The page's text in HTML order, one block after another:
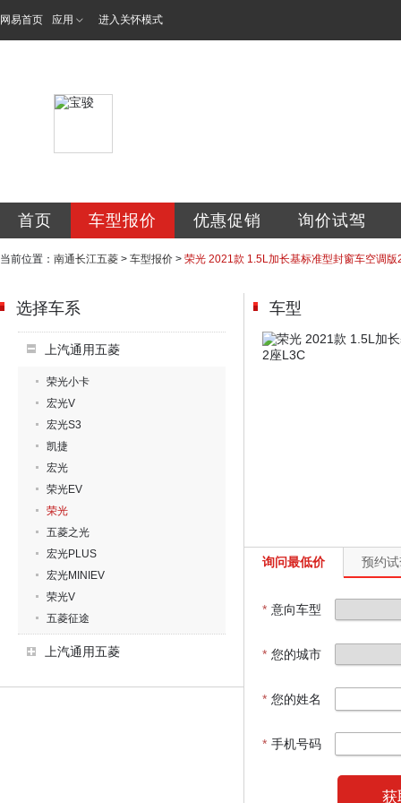
网易首页 应用 进入关怀模式
首页 车型报价 优惠促销 询价试驾
当前位置： 南通长江五菱 > 车型报价 > 荣光 2021款 1.5L加长基标准型封窗车空调版
选择车系
上汽通用五菱
荣光小卡
宏光V
宏光S3
凯捷
宏光
荣光EV
荣光
五菱之光
宏光PLUS
宏光MINIEV
荣光V
五菱征途
上汽通用五菱
车型
询问最低价 预约
* 意向车型
* 您的城市
* 您的姓名
* 手机号码
获